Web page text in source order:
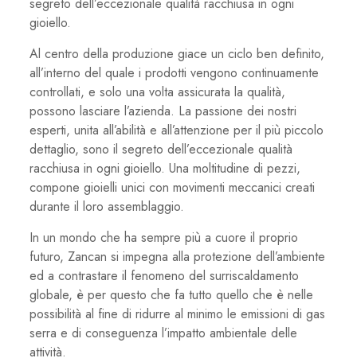
gioiello.
Al centro della produzione giace un ciclo ben definito,
all’interno del quale i prodotti vengono continuamente
controllati, e solo una volta assicurata la qualità,
possono lasciare l’azienda. La passione dei nostri
esperti, unita all’abilità e all’attenzione per il più piccolo
dettaglio, sono il segreto dell’eccezionale qualità
racchiusa in ogni gioiello. Una moltitudine di pezzi,
compone gioielli unici con movimenti meccanici creati
durante il loro assemblaggio.
In un mondo che ha sempre più a cuore il proprio
futuro, Zancan si impegna alla protezione dell’ambiente
ed a contrastare il fenomeno del surriscaldamento
globale, è per questo che fa tutto quello che è nelle
possibilità al fine di ridurre al minimo le emissioni di gas
serra e di conseguenza l’impatto ambientale delle
attività.